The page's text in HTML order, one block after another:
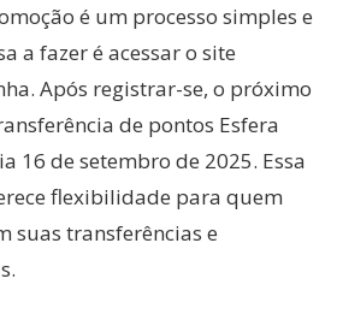
é um processo simples e
a fazer é acessar o site
Após registrar-se, o próximo
de pontos Esfera
16 de setembro de 2025. Essa
flexibilidade para quem
suas transferências e